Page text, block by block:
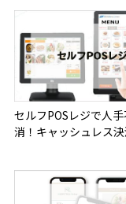
セルフPOSレジで人
消！キャッシュレス